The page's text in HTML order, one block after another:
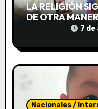
e
t
r
a
LA RELIGIÓN
DE OTRA
7
Nacionales /